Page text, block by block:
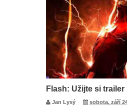
Flash: Užijte si
Jan Lysý
sobota, září